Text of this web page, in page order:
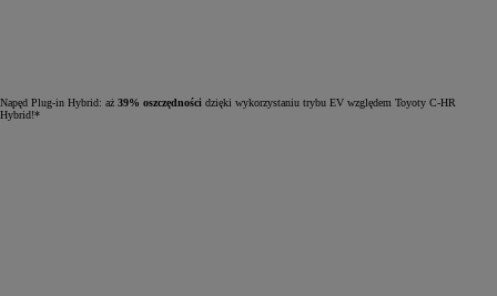
Napęd Plug-in Hybrid: aż 39% oszczędności dzięki wykorzystaniu trybu EV względem Toyoty C-HR
Hybrid!*